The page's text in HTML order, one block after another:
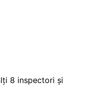
8 inspectori și